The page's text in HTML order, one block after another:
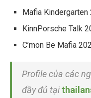
Mafia Kindergarten
KinnPorsche Talk
C’mon Be Mafia
Profile của các
đầy đủ tại